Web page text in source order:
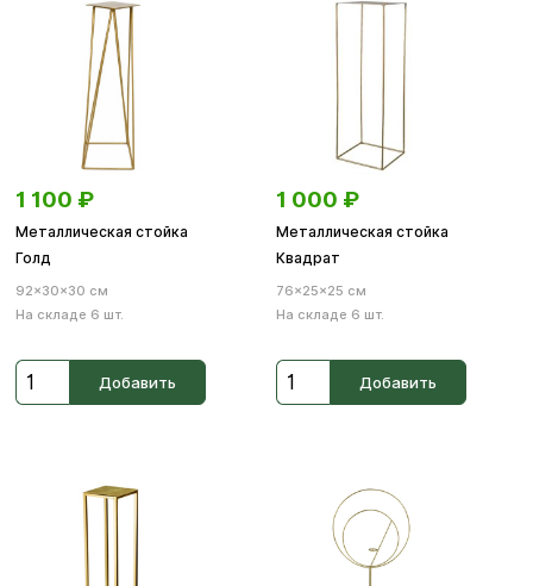
1 100 ₽
Металлическая стойка
Голд
92×30×30 см
На складе 6 шт.
Добавить
1 000 ₽
Металлическая стойка
Квадрат
76×25×25 см
На складе 6 шт.
Добавить